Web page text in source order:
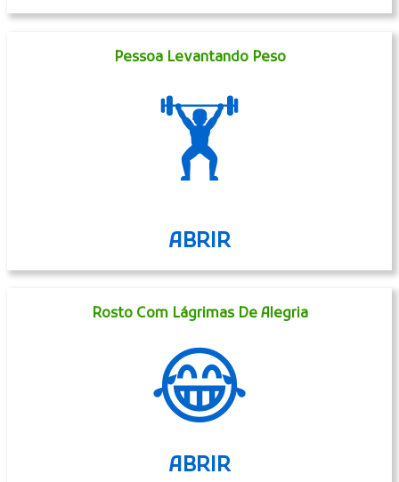
Pessoa Levantando Peso
🏋
ABRIR
Rosto Com Lágrimas De Alegria
😂
ABRIR